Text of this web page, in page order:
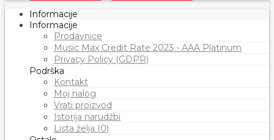
Informacije
Informacije
Prodavnice
Music Max Credit Rate 2023 - AAA Platinum
Privacy Policy (GDPR)
Podrška
Kontakt
Moj nalog
Vrati proizvod
Istorija narudžbi
Lista želja (0)